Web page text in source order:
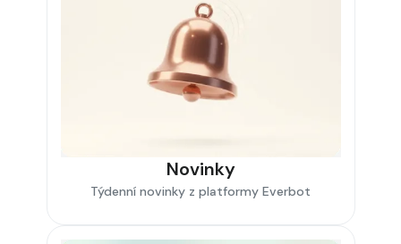
Novinky
Týdenní novinky z platformy Everbot